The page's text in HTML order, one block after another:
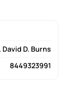
David D. Burns
8449323991